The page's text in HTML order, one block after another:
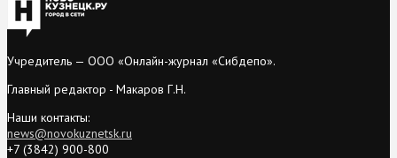
Учредитель — ООО «Онлайн-журнал «Сибдепо».
Главный редактор - Макаров Г.Н.
Наши контакты:
news@novokuznetsk.ru
+7 (3842) 900-800